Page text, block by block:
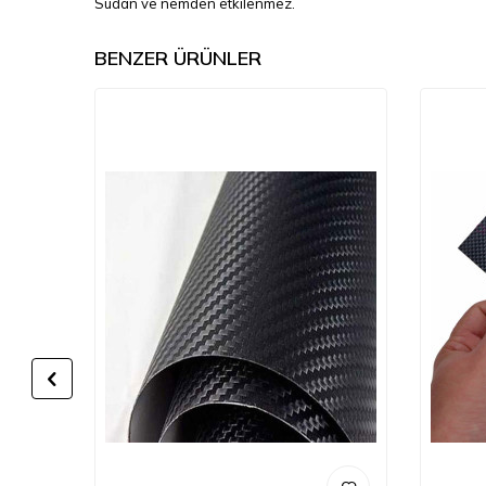
BENZER ÜRÜNLER